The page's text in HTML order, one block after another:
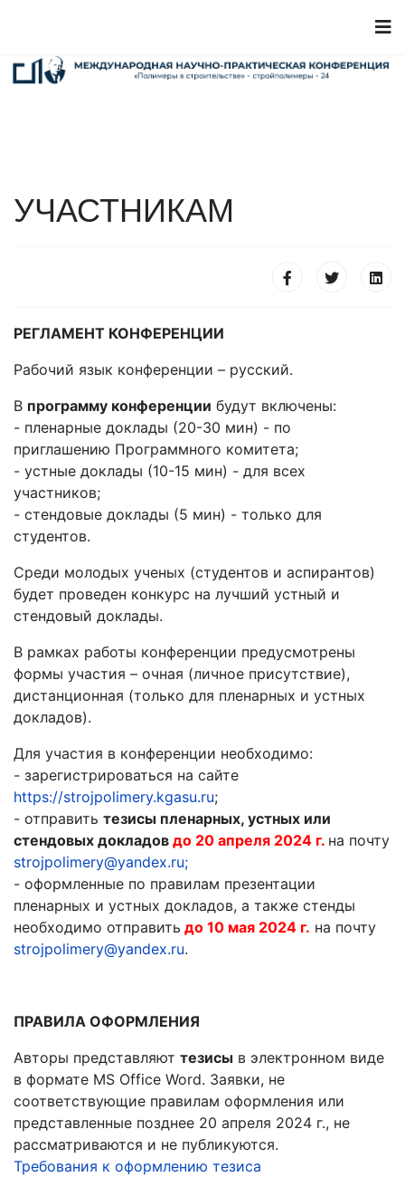
УЧАСТНИКАМ
РЕГЛАМЕНТ КОНФЕРЕНЦИИ
Рабочий язык конференции – русский.
В программу конференции будут включены:
- пленарные доклады (20-30 мин) - по
приглашению Программного комитета;
- устные доклады (10-15 мин) - для всех
участников;
- стендовые доклады (5 мин) - только для
студентов.
Среди молодых ученых (студентов и аспирантов)
будет проведен конкурс на лучший устный и
стендовый доклады.
В рамках работы конференции предусмотрены
формы участия – очная (личное присутствие),
дистанционная (только для пленарных и устных
докладов).
Для участия в конференции необходимо:
- зарегистрироваться на сайте
https://strojpolimery.kgasu.ru;
- отправить тезисы пленарных, устных или
стендовых докладов до 20 апреля 2024 г. на почту
strojpolimery@yandex.ru;
- оформленные по правилам презентации
пленарных и устных докладов, а также стенды
необходимо отправить до 10 мая 2024 г. на почту
strojpolimery@yandex.ru.
ПРАВИЛА ОФОРМЛЕНИЯ
Авторы представляют тезисы в электронном виде
в формате МS Office Word. Заявки, не
соответствующие правилам оформления или
представленные позднее 20 апреля 2024 г., не
рассматриваются и не публикуются.
Требования к оформлению тезиса